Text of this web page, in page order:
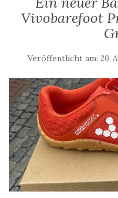
Vivobarefoot
Veröffentlicht am: 20.